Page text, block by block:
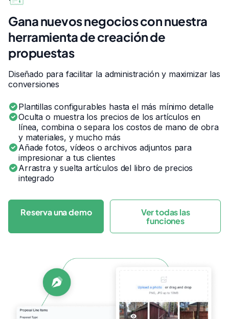
Gana nuevos negocios con nuestra
herramienta de creación de
propuestas
Diseñado para facilitar la administración y maximizar las
conversiones
Plantillas configurables hasta el más mínimo detalle
Oculta o muestra los precios de los artículos en
línea, combina o separa los costos de mano de obra
y materiales, y mucho más
Añade fotos, vídeos o archivos adjuntos para
impresionar a tus clientes
Arrastra y suelta artículos del libro de precios
integrado
Reserva una demo
Ver todas las
funciones